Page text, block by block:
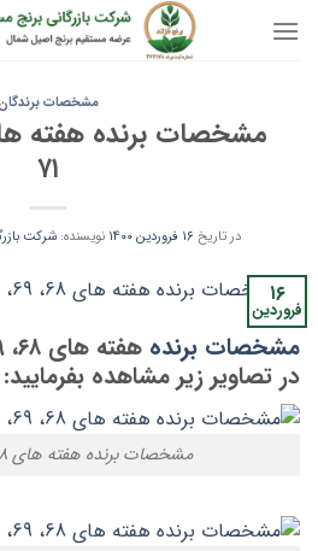
مشخصات
۷۱
در تاریخ ۱۶ فروردین ۱۴۰۰ نویسنده:شرکت
۱۶
فروردین
مشخصات برنده
در تصاویر زیر مشاهده بفرمایید:
مشخصات برنده هفته های ۶۸، ۶۹، ۷۰ و ۷۱